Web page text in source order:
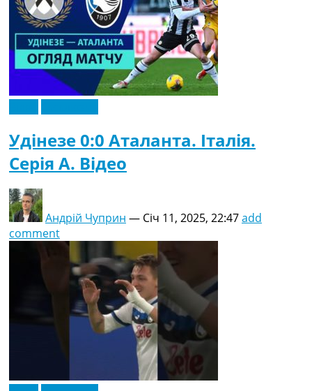
Удінезе 0:0 Аталанта. Італія.
Серія A. Відео
Андрій Чуприн — Січ 11, 2025, 22:47add
comment